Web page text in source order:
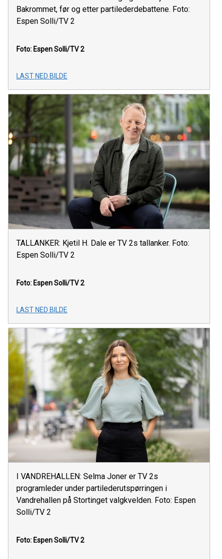
Bakrommet, før og etter partilederdebattene. Foto:
Espen Solli/TV 2
Foto: Espen Solli/TV 2
LAST NED BILDE
TALLANKER: Kjetil H. Dale er TV 2s tallanker. Foto:
Espen Solli/TV 2
Foto: Espen Solli/TV 2
LAST NED BILDE
I VANDREHALLEN: Selma Joner er TV 2s
programleder under partilederutspørringen i
Vandrehallen på Stortinget valgkvelden. Foto: Espen
Solli/TV 2
Foto: Espen Solli/TV 2